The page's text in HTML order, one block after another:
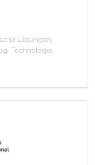
Lösungen,
, Technologie,